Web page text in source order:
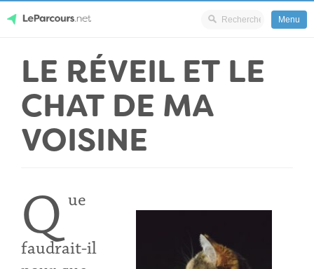
content
LeParcours.net
Menu
LE RÉVEIL ET LE
CHAT DE MA
VOISINE
Q ue
faudrait-il